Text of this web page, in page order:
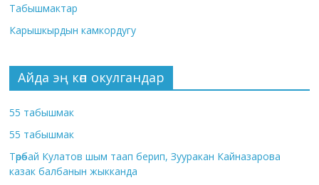
Табышмактар
Карышкырдын камкордугу
Айда эң көп окулгандар
55 табышмак
55 табышмак
Төрөбай Кулатов шым таап берип, Зууракан Кайназарова
казак балбанын жыкканда